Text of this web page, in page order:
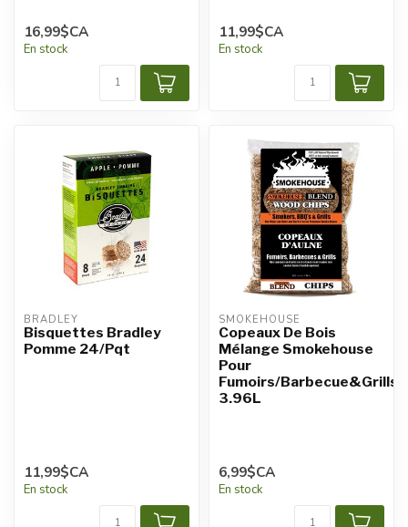
16,99$CA
En stock
11,99$CA
En stock
BRADLEY
Bisquettes Bradley
Pomme 24/Pqt
11,99$CA
En stock
SMOKEHOUSE
Copeaux De Bois
Mélange Smokehouse
Pour
Fumoirs/Barbecue&Grills
3.96L
6,99$CA
En stock